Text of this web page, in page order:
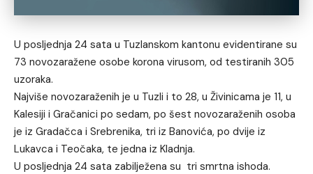
U posljednja 24 sata u Tuzlanskom kantonu evidentirane su
73 novozaražene osobe korona virusom, od testiranih 305
uzoraka.
Najviše novozaraženih je u Tuzli i to 28, u Živinicama je 11, u
Kalesiji i Gračanici po sedam, po šest novozaraženih osoba
je iz Gradačca i Srebrenika, tri iz Banovića, po dvije iz
Lukavca i Teočaka, te jedna iz Kladnja.
U posljednja 24 sata zabilježena su tri smrtna ishoda.